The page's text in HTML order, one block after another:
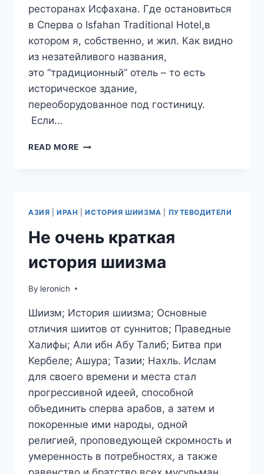
ресторанах Исфахана. Где остановиться
в Сперва о Isfahan Traditional Hotel,в
котором я, собственно, и жил. Как видно
из незатейливого названия,
это “традиционный” отель – то есть
историческое здание,
переоборудованное под гостиницу.
Если…
READ MORE ПУТЕШЕСТВИЕ
И
7
IV).
И
АЗИЯ |ИРАН |ИСТОРИЯ ШИИЗМА ПУТЕВОДИТЕЛИ
Не очень краткая
история шиизма
By leronich
Шиизм; История шиизма; Основные
отличия шиитов от суннитов; Праведные
Халифы; Али ибн Абу Талиб; Битва при
Кербеле; Ашура; Тазии; Нахль. Ислам
для своего времени и места стал
прогрессивной идеей, способной
объединить сперва арабов, а затем и
покоренные ими народы, одной
религией, проповедующей скромность и
умеренность в потребностях, а также